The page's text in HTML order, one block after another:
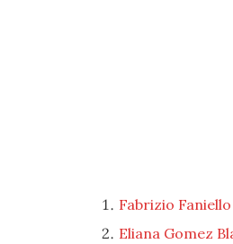
Fabrizio
Eliana Gomez